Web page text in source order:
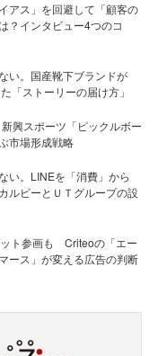
アス」を回避して「顧客の
？インタビュー4つのコ
い。国産靴下ブランドが
「ストーリーの届け方」
新興スポーツ「ピックルボー
市場形成戦略
い。LINEを「消費」から
ルビーとＵＴグループの設
ト参画も Criteoの「エー
ース」が変える広告の判断